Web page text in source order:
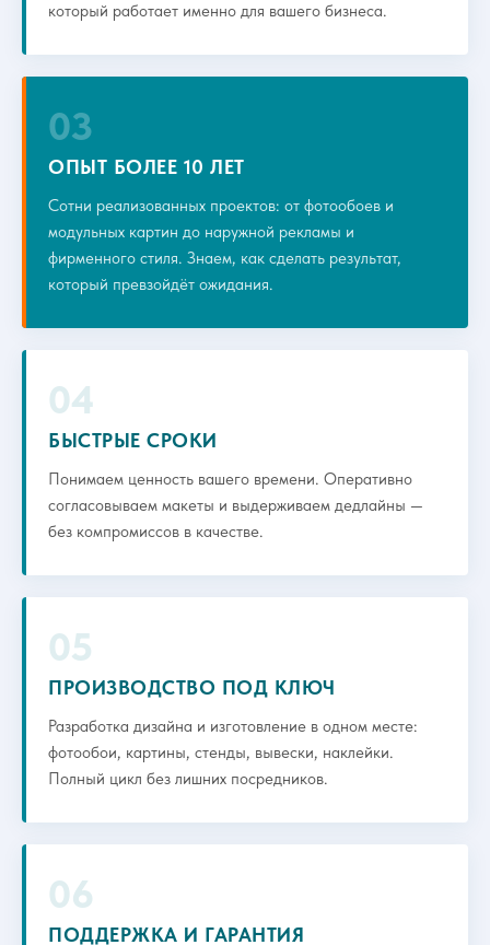
который работает именно для вашего бизнеса.
03
ОПЫТ БОЛЕЕ 10 ЛЕТ
Сотни реализованных проектов: от фотообоев и
модульных картин до наружной рекламы и
фирменного стиля. Знаем, как сделать результат,
который превзойдёт ожидания.
04
БЫСТРЫЕ СРОКИ
Понимаем ценность вашего времени. Оперативно
согласовываем макеты и выдерживаем дедлайны —
без компромиссов в качестве.
05
ПРОИЗВОДСТВО ПОД КЛЮЧ
Разработка дизайна и изготовление в одном месте:
фотообои, картины, стенды, вывески, наклейки.
Полный цикл без лишних посредников.
06
ПОДДЕРЖКА И ГАРАНТИЯ